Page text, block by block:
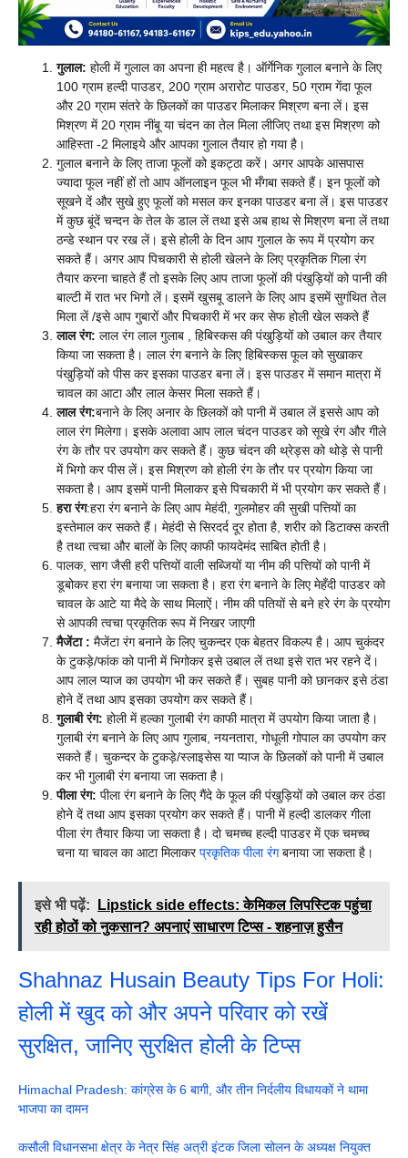
गुलाल: होली में गुलाल का अपना ही महत्व है। ऑर्गेनिक गुलाल बनाने के लिए
100 ग्राम हल्दी पाउडर, 200 ग्राम अरारोट पाउडर, 50 ग्राम गेंदा फूल
और 20 ग्राम संतरे के छिलकों का पाउडर मिलाकर मिश्रण बना लें। इस
मिश्रण में 20 ग्राम नींबू या चंदन का तेल मिला लीजिए तथा इस मिश्रण को
आहिस्ता -2 मिलाइये और आपका गुलाल तैयार हो गया है।
गुलाल बनाने के लिए ताजा फूलों को इकट्ठा करें। अगर आपके आसपास
ज्यादा फूल नहीं हों तो आप ऑनलाइन फूल भी मँगबा सकते हैं। इन फूलों को
सूखने दें और सुखे हुए फूलों को मसल कर इनका पाउडर बना लें। इस पाउडर
में कुछ बूंदें चन्दन के तेल के डाल लें तथा इसे अब हाथ से मिश्रण बना लें तथा
ठन्डे स्थान पर रख लें। इसे होली के दिन आप गुलाल के रूप में प्रयोग कर
सकते हैं। अगर आप पिचकारी से होली खेलने के लिए प्रकृतिक गिला रंग
तैयार करना चाहते हैं तो इसके लिए आप ताजा फूलों की पंखुड़ियों को पानी की
बाल्टी में रात भर भिगो लें। इसमें खुसबू डालने के लिए आप इसमें सुगंथित तेल
मिला लें /इसे आप गुबारों और पिचकारी में भर कर सेफ होली खेल सकते हैं
लाल रंग: लाल रंग लाल गुलाब , हिबिस्कस की पंखुड़ियों को उबाल कर तैयार
किया जा सकता है। लाल रंग बनाने के लिए हिबिस्कस फूल को सुखाकर
पंखुड़ियों को पीस कर इसका पाउडर बना लें। इस पाउडर में समान मात्रा में
चावल का आटा और लाल केसर मिला सकते हैं।
लाल रंग:बनाने के लिए अनार के छिलकों को पानी में उबाल लें इससे आप को
लाल रंग मिलेगा। इसके अलावा आप लाल चंदन पाउडर को सूखे रंग और गीले
रंग के तौर पर उपयोग कर सकते हैं। कुछ चंदन की थ्रेड्स को थोड़े से पानी
में भिगो कर पीस लें। इस मिश्रण को होली रंग के तौर पर प्रयोग किया जा
सकता है। आप इसमें पानी मिलाकर इसे पिचकारी में भी प्रयोग कर सकते हैं।
हरा रंग:हरा रंग बनाने के लिए आप मेहंदी, गुलमोहर की सुखी पत्तियों का
इस्तेमाल कर सकते हैं। मेहंदी से सिरदर्द दूर होता है, शरीर को डिटाक्स करती
है तथा त्वचा और बालों के लिए काफी फायदेमंद साबित होती है।
पालक, साग जैसी हरी पत्तियों वाली सब्जियों या नीम की पत्तियों को पानी में
डूबोकर हरा रंग बनाया जा सकता है। हरा रंग बनाने के लिए मेहँदी पाउडर को
चावल के आटे या मैदे के साथ मिलाऐं। नीम की पतियों से बने हरे रंग के प्रयोग
से आपकी त्वचा प्रकृतिक रूप में निखर जाएगी
मैजेंटा : मैजेंटा रंग बनाने के लिए चुकन्दर एक बेहतर विकल्प है। आप चुकंदर
के टुकड़े/फांक को पानी में भिगोकर इसे उबाल लें तथा इसे रात भर रहने दें।
आप लाल प्याज का उपयोग भी कर सकते हैं। सुबह पानी को छानकर इसे ठंडा
होने दें तथा आप इसका उपयोग कर सकते हैं।
गुलाबी रंग: होली में हल्का गुलाबी रंग काफी मात्रा में उपयोग किया जाता है।
गुलाबी रंग बनाने के लिए आप गुलाब, नयनतारा, गोधूली गोपाल का उपयोग कर
सकते हैं। चुकन्दर के टुकड़े/स्लाइसेस या प्याज के छिलकों को पानी में उबाल
कर भी गुलाबी रंग बनाया जा सकता है।
पीला रंग: पीला रंग बनाने के लिए गैंदे के फूल की पंखुड़ियों को उबाल कर ठंडा
होने दें तथा आप इसका प्रयोग कर सकते हैं। पानी में हल्दी डालकर गीला
पीला रंग तैयार किया जा सकता है। दो चमच्च हल्दी पाउडर में एक चमच्च
चना या चावल का आटा मिलाकरप्रकृतिक पीला रंगबनाया जा सकता है।
इसे भी पढ़ें:
Lipstick side effects: केमिकल लिपस्टिक पहुंचा
रही होठों को नुकसान? अपनाएं साधारण टिप्स - शहनाज़ हुसैन
Shahnaz Husain Beauty Tips For Holi:
होली में खुद को और अपने परिवार को रखें
सुरक्षित, जानिए सुरक्षित होली के टिप्स
Himachal Pradesh: कांग्रेस के 6 बागी, और तीन निर्दलीय विधायकों ने थामा
भाजपा का दामन
कसौली विधानसभा क्षेत्र के नेत्र सिंह अत्री इंटक जिला सोलन के अध्यक्ष नियुक्त